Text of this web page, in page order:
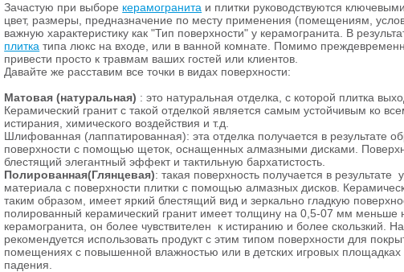
Зачастую при выборе керамогранита и плитки руководствуются
цвет, размеры, предназначение по месту применения (помещениям,
важную характеристику как "Тип поверхности" у керамогранита. В
плитка типа люкс на входе, или в ванной комнате. Помимо
привести просто к травмам ваших гостей или клиентов.
Давайте же расставим все точки в видах поверхности:
Матовая (натуральная) : это натуральная отделка, с которой плитка
Керамический гранит с такой отделкой является самым устойчивым ко
истирания, химического воздействия и т.д.
Шлифованная (лаппатированная): эта отделка получается в результате
поверхности с помощью щеток, оснащенных алмазными дисками.
блестящий элегантный эффект и тактильную бархатистость.
Полированная(Глянцевая): такая поверхность получается в результате
материала с поверхности плитки с помощью алмазных дисков.
таким образом, имеет яркий блестящий вид и зеркально гладкую
полированный керамический гранит имеет толщину на 0,5-07 мм меньше
керамогранита, он более чувствителен к истиранию и более скользкий.
рекомендуется использовать продукт с этим типом поверхности для
помещениях с повышенной влажностью или в детских игровых площадках
падения.